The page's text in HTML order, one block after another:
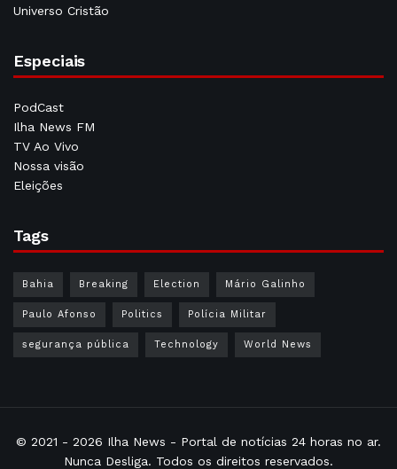
Universo Cristão
Especiais
PodCast
Ilha News FM
TV Ao Vivo
Nossa visão
Eleições
Tags
Bahia Breaking Election Mário Galinho
Paulo Afonso Politics Polícia Militar
segurança pública Technology World News
© 2021 - 2026 Ilha News - Portal de notícias 24 horas no ar.
Nunca Desliga. Todos os direitos reservados.